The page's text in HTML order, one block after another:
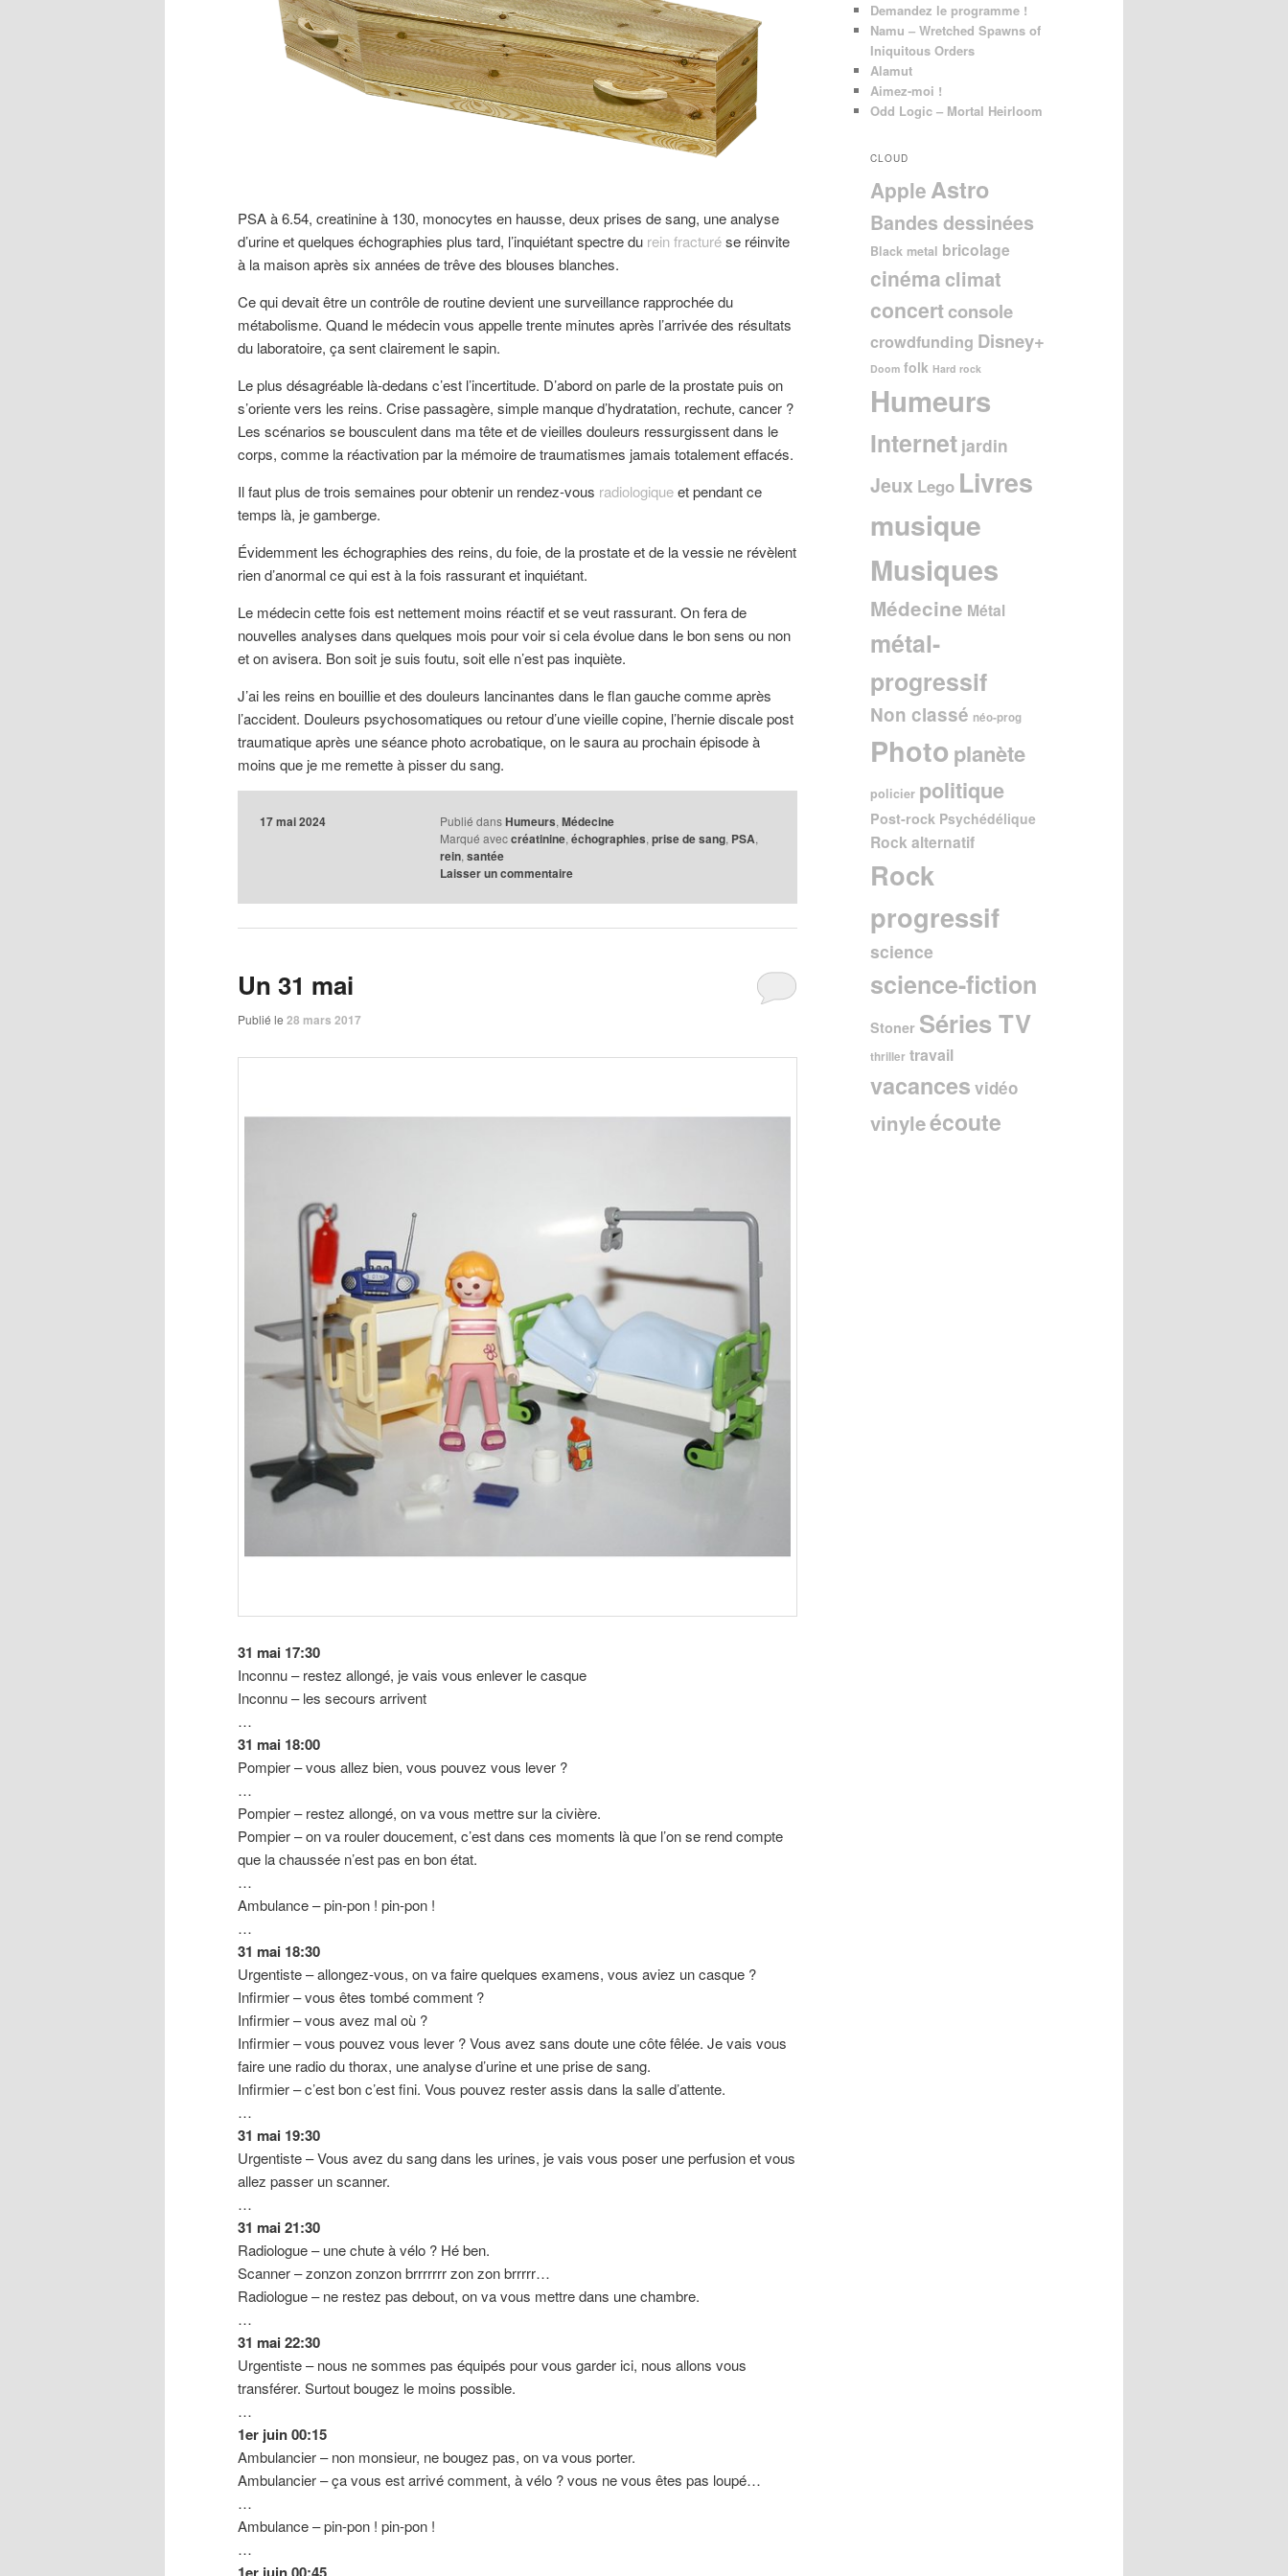
PSA à 6.54, creatinine à 130, monocytes en hausse, deux prises de sang, une analyse
d’urine et quelques échographies plus tard, l’inquiétant spectre du rein fracturése réinvite
à la maison après six années de trêve des blouses blanches.
Ce qui devait être un contrôle de routine devient une surveillance rapprochée du
métabolisme. Quand le médecin vous appelle trente minutes après l’arrivée des résultats
du laboratoire, ça sent clairement le sapin.
Le plus désagréable là-dedans c’est l’incertitude. D’abord on parle de la prostate puis on
s’oriente vers les reins. Crise passagère, simple manque d’hydratation, rechute, cancer ?
Les scénarios se bousculent dans ma tête et de vieilles douleurs ressurgissent dans le
corps, comme la réactivation par la mémoire de traumatismes jamais totalement effacés.
Il faut plus de trois semaines pour obtenir un rendez-vous radiologiqueet pendant ce
temps là, je gamberge.
Évidemment les échographies des reins, du foie, de la prostate et de la vessie ne révèlent
rien d’anormal ce qui est à la fois rassurant et inquiétant.
Le médecin cette fois est nettement moins réactif et se veut rassurant. On fera de
nouvelles analyses dans quelques mois pour voir si cela évolue dans le bon sens ou non
et on avisera. Bon soit je suis foutu, soit elle n’est pas inquiète.
J’ai les reins en bouillie et des douleurs lancinantes dans le flan gauche comme après
l’accident. Douleurs psychosomatiques ou retour d’une vieille copine, l’hernie discale post
traumatique après une séance photo acrobatique, on le saura au prochain épisode à
moins que je me remette à pisser du sang.
17 mai 2024 Publié dans Humeurs,Médecine
Marqué avec créatinine,échographies,prise de sang, PSA,
rein,santée
Laisser un commentaire
Un 31 mai
Publié le 28 mars 2017
31 mai 17:30
Inconnu – restez allongé, je vais vous enlever le casque
Inconnu – les secours arrivent
…
31 mai 18:00
Pompier – vous allez bien, vous pouvez vous lever ?
…
Pompier – restez allongé, on va vous mettre sur la civière.
Pompier – on va rouler doucement, c’est dans ces moments là que l’on se rend compte
que la chaussée n’est pas en bon état.
…
Ambulance – pin-pon ! pin-pon !
…
31 mai 18:30
Urgentiste – allongez-vous, on va faire quelques examens, vous aviez un casque ?
Infirmier – vous êtes tombé comment ?
Infirmier – vous avez mal où ?
Infirmier – vous pouvez vous lever ? Vous avez sans doute une côte fêlée. Je vais vous
faire une radio du thorax, une analyse d’urine et une prise de sang.
Infirmier – c’est bon c’est fini. Vous pouvez rester assis dans la salle d’attente.
…
31 mai 19:30
Urgentiste – Vous avez du sang dans les urines, je vais vous poser une perfusion et vous
allez passer un scanner.
…
31 mai 21:30
Radiologue – une chute à vélo ? Hé ben.
Scanner – zonzon zonzon brrrrrrr zon zon brrrrr…
Radiologue – ne restez pas debout, on va vous mettre dans une chambre.
…
31 mai 22:30
Urgentiste – nous ne sommes pas équipés pour vous garder ici, nous allons vous
transférer. Surtout bougez le moins possible.
…
1er juin 00:15
Ambulancier – non monsieur, ne bougez pas, on va vous porter.
Ambulancier – ça vous est arrivé comment, à vélo ? vous ne vous êtes pas loupé…
…
Ambulance – pin-pon ! pin-pon !
…
1er juin 00:45
Demandez le programme !
Namu – Wretched Spawns of
Iniquitous Orders
Alamut
Aimez-moi !
Odd Logic – Mortal Heirloom
CLOUD
Apple Astro
Bandes dessinées
Black metal bricolage
cinéma climat
concertconsole
crowdfunding Disney+
Doom folk Hard rock
Humeurs
Internet jardin
Jeux Lego Livres
musique
Musiques
Médecine Métal
métal-
progressif
Non classé néo-prog
Photo planète
policier politique
Post-rock Psychédélique
Rock alternatif
Rock
progressif
science
science-fiction
Stoner Séries TV
thriller travail
vacances vidéo
vinyleécoute